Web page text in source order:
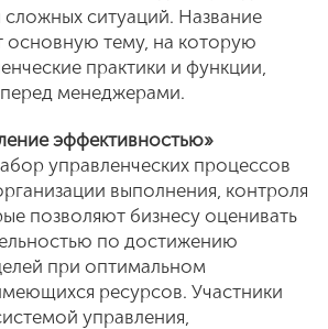
ситуаций. Название
основную тему, на которую
практики и функции,
менеджерами.
эффективностью»
управленческих процессов
выполнения, контроля
позволяют бизнесу оценивать
по достижению
при оптимальном
ресурсов. Участники
управления,